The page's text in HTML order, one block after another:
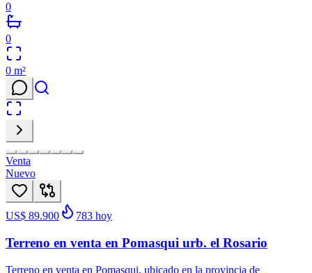
0
0
0 m²
Venta
Nuevo
US$ 89.900 783 hoy
Terreno en venta en Pomasqui urb. el Rosario
Terreno en venta en Pomasqui, ubicado en la provincia de